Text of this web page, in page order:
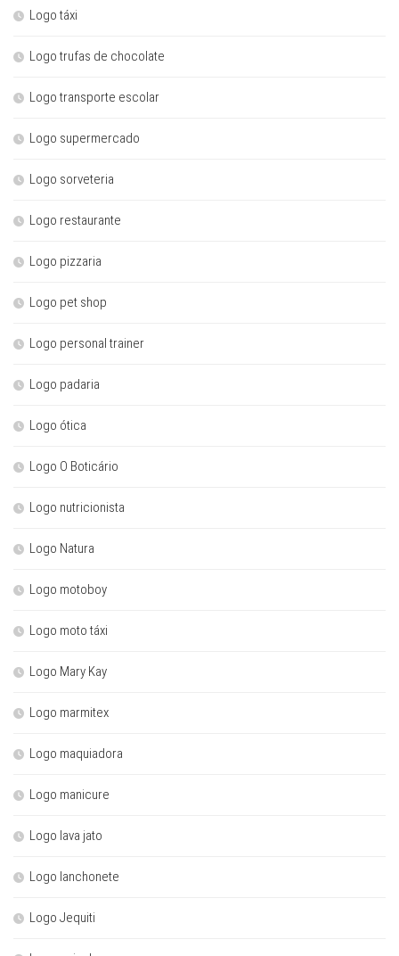
Logo táxi
Logo trufas de chocolate
Logo transporte escolar
Logo supermercado
Logo sorveteria
Logo restaurante
Logo pizzaria
Logo pet shop
Logo personal trainer
Logo padaria
Logo ótica
Logo O Boticário
Logo nutricionista
Logo Natura
Logo motoboy
Logo moto táxi
Logo Mary Kay
Logo marmitex
Logo maquiadora
Logo manicure
Logo lava jato
Logo lanchonete
Logo Jequiti